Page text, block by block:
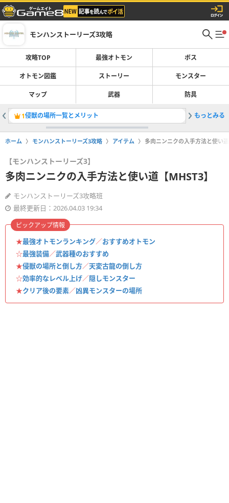
モンハンストーリーズ3攻略
攻略TOP 最強オトモン ボス
オトモン図鑑 ストーリー モンスター
マップ 武器 防具
1侵獣の場所一覧とメリット 2侵獣オ
もっとみる
ホーム モンハンストーリーズ3攻略 アイテム 多肉ニンニクの入手方法と使い
【モンハンストーリーズ3】
多肉ニンニクの入手方法と使い道【MHST3】
モンハンストーリーズ3攻略班
最終更新日：2026.04.03 19:34
★最強オトモンランキング／おすすめオトモン
☆最強装備／武器種のおすすめ
★侵獣の場所と倒し方／天変古龍の倒し方
☆効率的なレベル上げ／隠しモンスター
★クリア後の要素／凶異モンスターの場所
ピックアップ情報